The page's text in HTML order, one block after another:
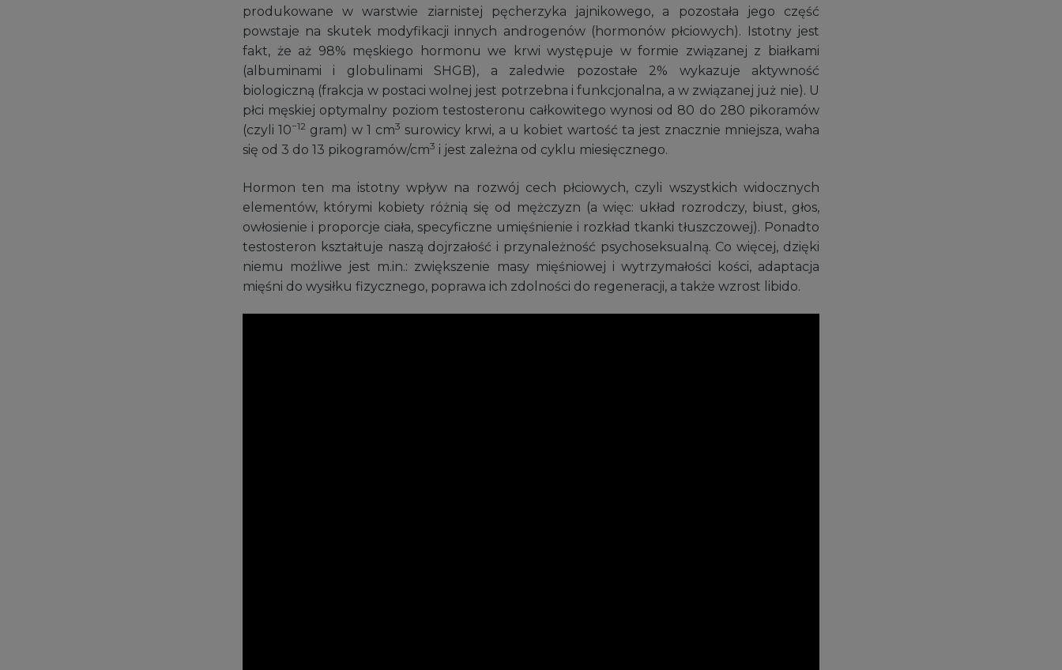
produkowane w warstwie ziarnistej pęcherzyka jajnikowego, a pozostała jego część
powstaje na skutek modyfikacji innych androgenów (hormonów płciowych). Istotny jest
fakt, że aż 98% męskiego hormonu we krwi występuje w formie związanej z białkami
(albuminami i globulinami SHGB), a zaledwie pozostałe 2% wykazuje aktywność
biologiczną (frakcja w postaci wolnej jest potrzebna i funkcjonalna, a w związanej już nie). U
płci męskiej optymalny poziom testosteronu całkowitego wynosi od 80 do 280 pikoramów
(czyli 10−12 gram) w 1 cm3 surowicy krwi, a u kobiet wartość ta jest znacznie mniejsza, waha
się od 3 do 13 pikogramów/cm3 i jest zależna od cyklu miesięcznego.
Hormon ten ma istotny wpływ na rozwój cech płciowych, czyli wszystkich widocznych
elementów, którymi kobiety różnią się od mężczyzn (a więc: układ rozrodczy, biust, głos,
owłosienie i proporcje ciała, specyficzne umięśnienie i rozkład tkanki tłuszczowej). Ponadto
testosteron kształtuje naszą dojrzałość i przynależność psychoseksualną. Co więcej, dzięki
niemu możliwe jest m.in.: zwiększenie masy mięśniowej i wytrzymałości kości, adaptacja
mięśni do wysiłku fizycznego, poprawa ich zdolności do regeneracji, a także wzrost libido.